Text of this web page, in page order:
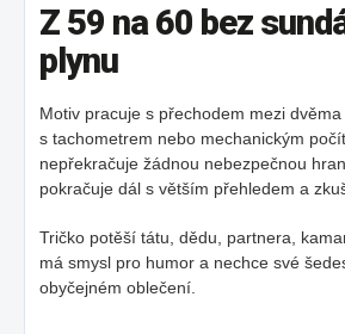
Z 59 na 60 bez
plynu
Motiv pracuje s přechodem mezi
s tachometrem nebo mechanickým
nepřekračuje žádnou nebezpečnou
pokračuje dál s větším přehledem a
Tričko potěší tátu, dědu, partnera,
má smysl pro humor a nechce své
obyčejném oblečení.